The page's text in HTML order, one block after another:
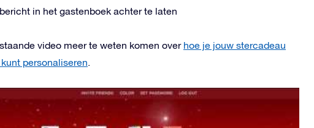
in het gastenboek achter te laten
video meer te weten komen over hoe je jouw stercadeau
personaliseren.